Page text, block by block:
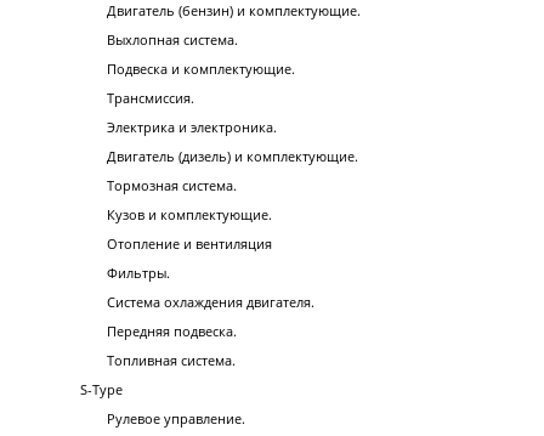
Двигатель (бензин) и комплектующие.
Выхлопная система.
Подвеска и комплектующие.
Трансмиссия.
Электрика и электроника.
Двигатель (дизель) и комплектующие.
Тормозная система.
Кузов и комплектующие.
Отопление и вентиляция
Фильтры.
Система охлаждения двигателя.
Передняя подвеска.
Топливная система.
S-Type
Рулевое управление.